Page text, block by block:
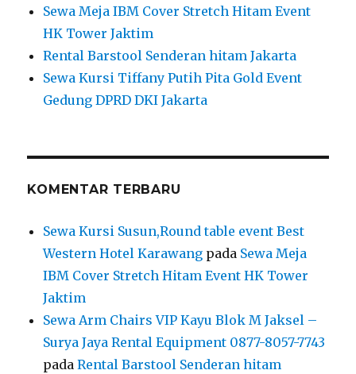
Sewa Meja IBM Cover Stretch Hitam Event
HK Tower Jaktim
Rental Barstool Senderan hitam Jakarta
Sewa Kursi Tiffany Putih Pita Gold Event
Gedung DPRD DKI Jakarta
KOMENTAR TERBARU
Sewa Kursi Susun,Round table event Best
Western Hotel Karawang pada Sewa Meja
IBM Cover Stretch Hitam Event HK Tower
Jaktim
Sewa Arm Chairs VIP Kayu Blok M Jaksel –
Surya Jaya Rental Equipment 0877-8057-7743
padaRental Barstool Senderan hitam